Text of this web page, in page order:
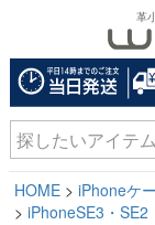
革
HOME
iPhoneケ
iPhoneSE3・SE2